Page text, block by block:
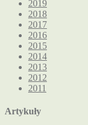
2019
2018
2017
2016
2015
2014
2013
2012
2011
Artykuły